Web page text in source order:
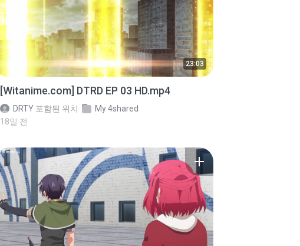
23:03
[Witanime.com] DTRD EP 03 HD.mp4
DRTY 포함된 위치
My 4shared
18일 전